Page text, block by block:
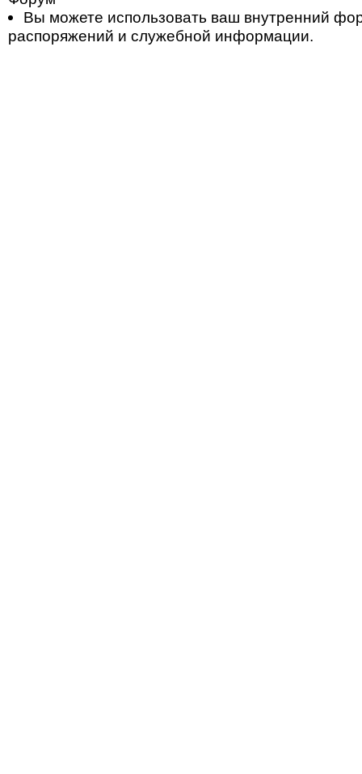
Вы можете использовать ваш внутренний
распоряжений и служебной информации.